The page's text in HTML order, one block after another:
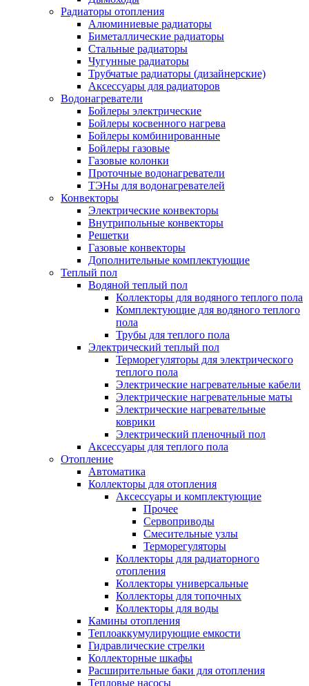
Радиаторы отопления
Алюминиевые радиаторы
Биметаллические радиаторы
Стальные радиаторы
Чугунные радиаторы
Трубчатые радиаторы (дизайнерские)
Аксессуары для радиаторов
Водонагреватели
Бойлеры электрические
Бойлеры косвенного нагрева
Бойлеры комбинированные
Бойлеры газовые
Газовые колонки
Проточные водонагреватели
ТЭНы для водонагревателей
Конвекторы
Электрические конвекторы
Внутрипольные конвекторы
Решетки
Газовые конвекторы
Дополнительные комплектующие
Теплый пол
Водяной теплый пол
Коллекторы для водяного теплого пола
Комплектующие для водяного теплого
пола
Трубы для теплого пола
Электрический теплый пол
Терморегуляторы для электрического
теплого пола
Электрические нагревательные кабели
Электрические нагревательные маты
Электрические нагревательные
коврики
Электрический пленочный пол
Аксессуары для теплого пола
Отопление
Автоматика
Коллекторы для отопления
Аксессуары и комплектующие
Прочее
Сервоприводы
Смесительные узлы
Терморегуляторы
Коллекторы для радиаторного
отопления
Коллекторы универсальные
Коллекторы для топочных
Коллекторы для воды
Камины отопления
Теплоаккумулирующие емкости
Гидравлические стрелки
Коллекторные шкафы
Расширительные баки для отопления
Тепловые насосы